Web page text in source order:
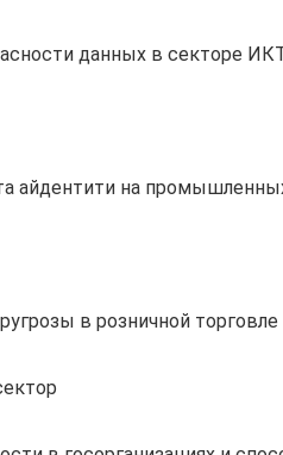
данных в секторе
айдентити на
в розничной